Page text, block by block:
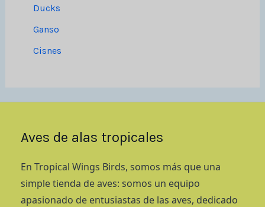
Ducks
Ganso
Cisnes
Aves de alas tropicales
En Tropical Wings Birds, somos más que una
simple tienda de aves: somos un equipo
apasionado de entusiastas de las aves, dedicado